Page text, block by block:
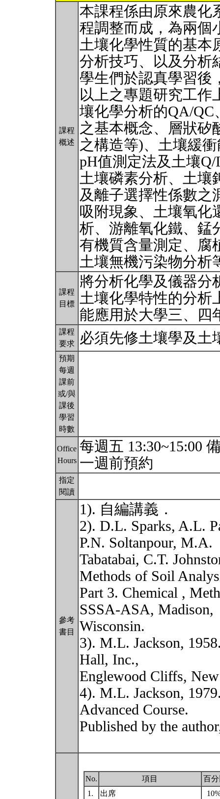
課程
概述
本課程係由原來農化
程調整而成，為兩個
土壤化學性質的基本
分析技巧、以及分析
學生們於認真學習後
以上之專題研究工作
壤化學分析的QA/
之基本概念、層狀矽
之構造等)、土壤緩
pH值測定法及土壤
土壤磷素分析、土壤
及離子選擇性係數之
吸附現象、土壤氧化
析、游離氧化鐵、錳
有機質含量測定、腐
土壤無機污染物分析
課程
目標
將分析化學及儀器分
土壤化學特性的分析
能應用於大學三、四
課程
要求
必須先修土壤學及土
預期
每週
課前
或/與
課後
學習
時數
Office
Hours
每週五 13:30~15:00
一週前預約
指定
閱讀
參考
書目
1). 自編講義．
2). D.L. Sparks, A.L.
P.N. Soltanpour, M.A.
Tabatabai, C.T.
Methods of Soil
Part 3. Chemical ,
SSSA-ASA, Madison,
Wisconsin.
3). M.L. Jackson,
Hall, Inc.,
Englewood Cliffs, New
4). M.L. Jackson,
Advanced Course.
Published by the
No. 項目
百
1.
出席